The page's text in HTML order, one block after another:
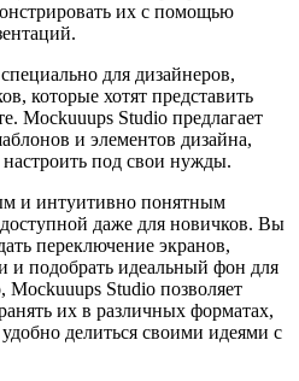
их с помощью
для дизайнеров,
которые хотят представить
Mockuuups Studio предлагает
и элементов дизайна,
под свои нужды.
и интуитивно понятным
даже для новичков. Вы
переключение экранов,
и подобрать идеальный фон для
Mockuuups Studio позволяет
их в различных форматах,
делиться своими идеями с